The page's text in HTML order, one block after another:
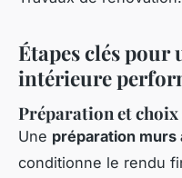
Étapes clés pour
intérieure
Préparation et
Une préparation murs
conditionne le rendu